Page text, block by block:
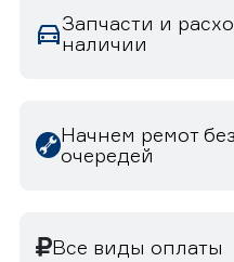
Запчасти и
наличии
Начнем ремот
очередей
Все виды оплаты